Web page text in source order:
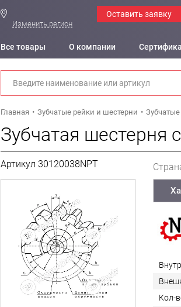
Изменить регион
Оставить заявку
Все товары О компании
Главная Зубчатые рейки и шестерни
Зубчатая шестерня
Артикул 30120038NPT
Кол-